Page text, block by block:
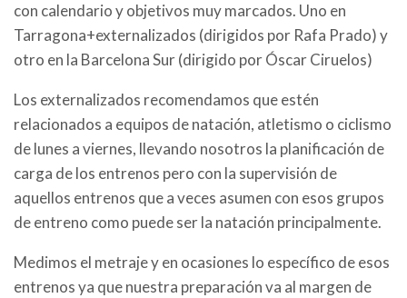
con calendario y objetivos muy marcados. Uno en
Tarragona+externalizados (dirigidos por Rafa Prado) y
otro en la Barcelona Sur (dirigido por Óscar Ciruelos)
Los externalizados recomendamos que estén
relacionados a equipos de natación, atletismo o ciclismo
de lunes a viernes, llevando nosotros la planificación de
carga de los entrenos pero con la supervisión de
aquellos entrenos que a veces asumen con esos grupos
de entreno como puede ser la natación principalmente.
Medimos el metraje y en ocasiones lo específico de esos
entrenos ya que nuestra preparación va al margen de